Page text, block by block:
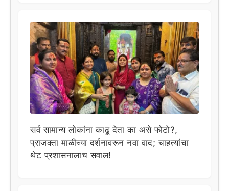
सर्व सामान्य लोकांना काढू देता का असे फोटो?,
प्राजक्ता माळीच्या दर्शनावरून नवा वाद; चाहत्यांचा
थेट प्रशासनालाच सवाल!